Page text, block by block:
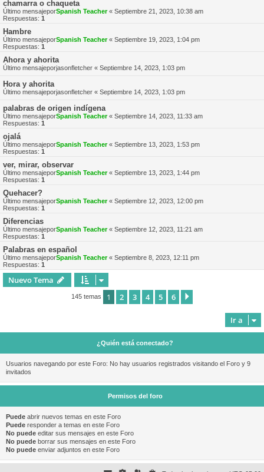
chamarra o chaqueta
Último mensajeporSpanish Teacher« Septiembre 21, 2023, 10:38 am
Respuestas: 1
Hambre
Último mensajeporSpanish Teacher« Septiembre 19, 2023, 1:04 pm
Respuestas: 1
Ahora y ahorita
Último mensajeporjasonfletcher « Septiembre 14, 2023, 1:03 pm
Hora y ahorita
Último mensajeporjasonfletcher « Septiembre 14, 2023, 1:03 pm
palabras de origen indígena
Último mensajeporSpanish Teacher« Septiembre 14, 2023, 11:33 am
Respuestas: 1
ojalá
Último mensajeporSpanish Teacher« Septiembre 13, 2023, 1:53 pm
Respuestas: 1
ver, mirar, observar
Último mensajeporSpanish Teacher« Septiembre 13, 2023, 1:44 pm
Respuestas: 1
Quehacer?
Último mensajeporSpanish Teacher« Septiembre 12, 2023, 12:00 pm
Respuestas: 1
Diferencias
Último mensajeporSpanish Teacher« Septiembre 12, 2023, 11:21 am
Respuestas: 1
Palabras en español
Último mensajeporSpanish Teacher« Septiembre 8, 2023, 12:11 pm
Respuestas: 1
Nuevo Tema
145 temas 1 2 3 4 5 6
Ir a
¿Quién está conectado?
Usuarios navegando por este Foro: No hay usuarios registrados visitando el Foro y 9
invitados
Permisos del foro
Puede abrir nuevos temas en este Foro
Puede responder a temas en este Foro
No puede editar sus mensajes en este Foro
No puede borrar sus mensajes en este Foro
No puede enviar adjuntos en este Foro